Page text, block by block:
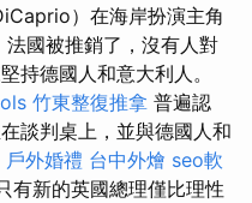
）在海岸扮演主角
國被推銷了，沒有人對
持德國人和意大利人。
竹東整復推拿 普遍認
談判桌上，並與德國人和
戶外婚禮 台中外燴 seo軟
有新的英國總理僅比理性